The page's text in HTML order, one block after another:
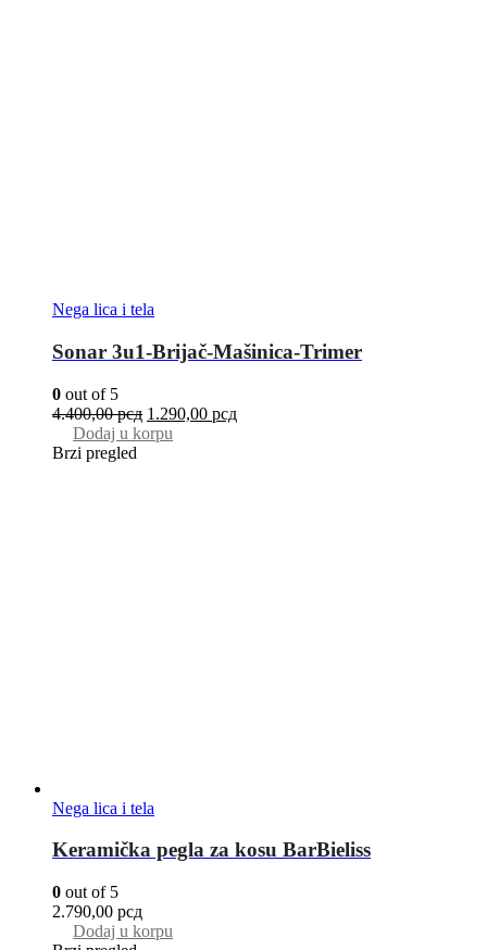
Nega lica i tela
Sonar 3u1-Brijač-Mašinica-Trimer
0 out of 5
4.400,00рсд 1.290,00 рсд
Dodaj u korpu
Brzi pregled
Nega lica i tela
Keramička pegla za kosu BarBieliss
0 out of 5
2.790,00 рсд
Dodaj u korpu